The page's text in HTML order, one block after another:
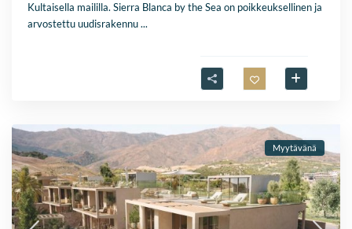
Kultaisella maililla. Sierra Blanca by the Sea on poikkeuksellinen ja
arvostettu uudisrakennu...
Myytävänä